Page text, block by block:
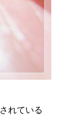
されている